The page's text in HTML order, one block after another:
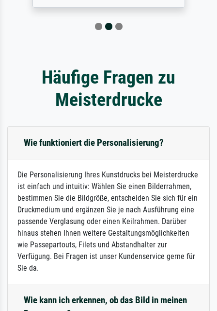
Häufige Fragen zu
Meisterdrucke
Wie funktioniert die Personalisierung?
Die Personalisierung Ihres Kunstdrucks bei Meisterdrucke
ist einfach und intuitiv: Wählen Sie einen Bilderrahmen,
bestimmen Sie die Bildgröße, entscheiden Sie sich für ein
Druckmedium und ergänzen Sie je nach Ausführung eine
passende Verglasung oder einen Keilrahmen. Darüber
hinaus stehen Ihnen weitere Gestaltungsmöglichkeiten
wie Passepartouts, Filets und Abstandhalter zur
Verfügung. Bei Fragen ist unser Kundenservice gerne für
Sie da.
Wie kann ich erkennen, ob das Bild in meinen